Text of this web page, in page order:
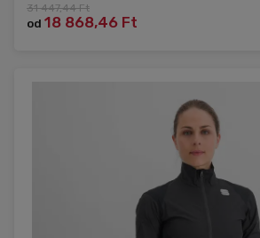
31 447,44 Ft
od 18 868,46 Ft